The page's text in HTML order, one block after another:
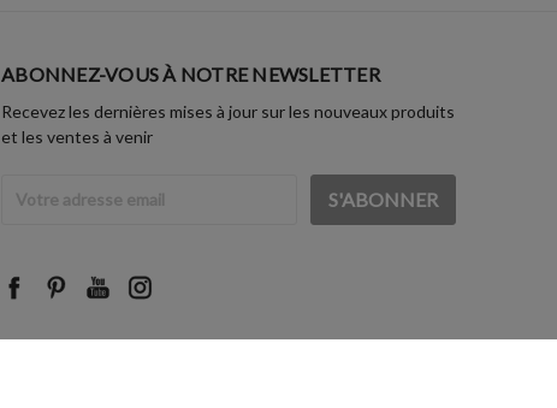
ABONNEZ-VOUS À NOTRE NEWSLETTER
Recevez les dernières mises à jour sur les nouveaux produits
et les ventes à venir
Email